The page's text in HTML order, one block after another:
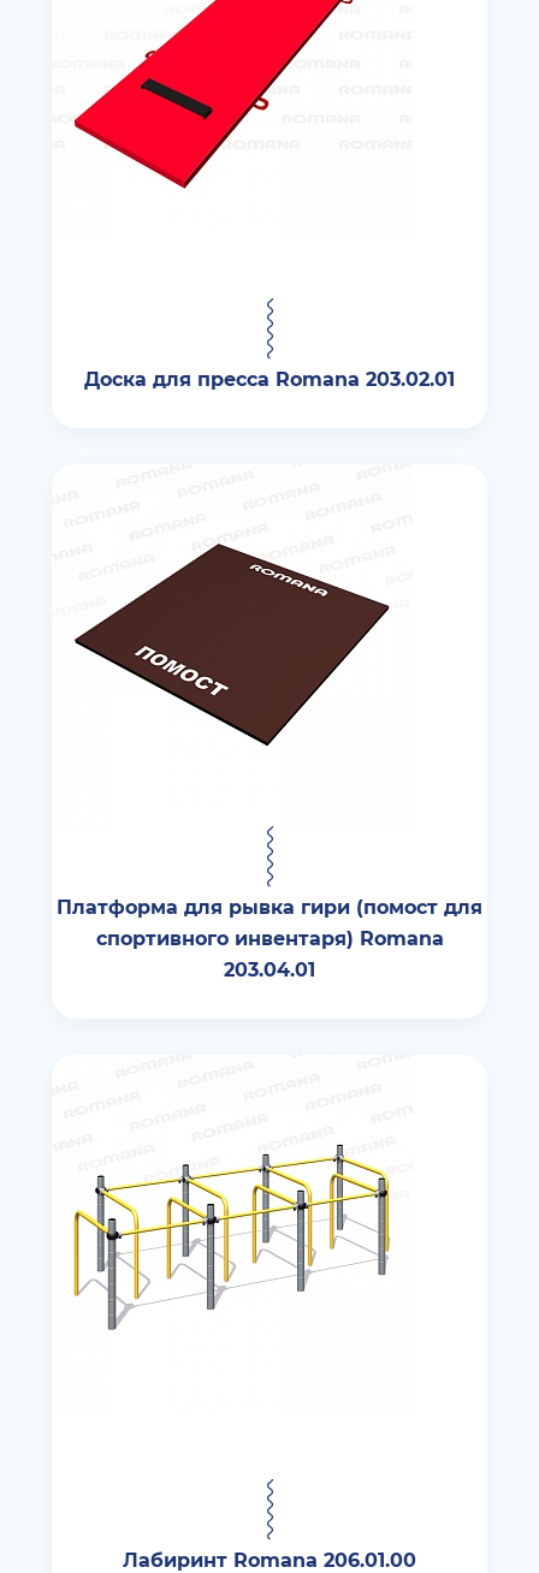
Доска для пресса Romana 203.02.01
Платформа для рывка гири (помост для
спортивного инвентаря) Romana
203.04.01
Лабиринт Romana 206.01.00